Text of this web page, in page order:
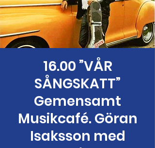
16.00 ”VÅR
SÅNGSKATT”
Gemensamt
Musikcafé. Göran
Isaksson med